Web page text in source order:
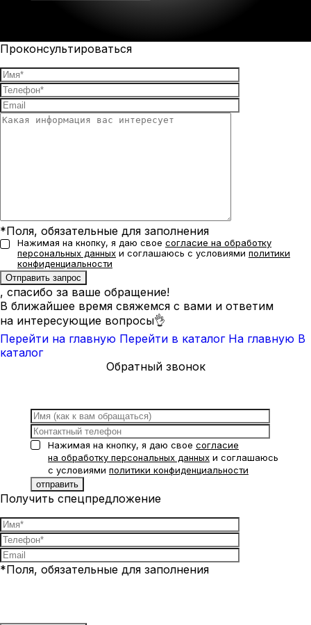
Проконсультироваться
*Поля, обязательные для заполнения
Нажимая на кнопку, я даю свое согласие на обработку
персональных данных и соглашаюсь с условиями политики
конфиденциальности
, спасибо за ваше обращение!
В ближайшее время свяжемся с вами и ответим
на интересующие вопросы👌
Перейти на главную Перейти в каталог На главную В
каталог
Обратный звонок
Нажимая на кнопку, я даю свое согласие
на обработку персональных данных и соглашаюсь
с условиями политики конфиденциальности
Получить спецпредложение
*Поля, обязательные для заполнения